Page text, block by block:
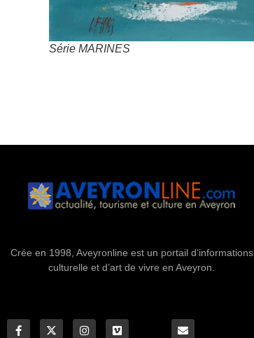
Série MARINES
Crée en 1998, Aveyronline est un portail d’informations
culturelle et d’art de vivre en Aveyron.